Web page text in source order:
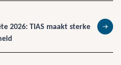
2026: TIAS maakt sterke
Lees